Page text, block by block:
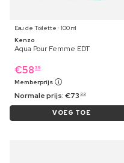
Eau de Toilette ⋅ 100 ml
Kenzo
Aqua Pour Femme EDT
€58 39
Memberprijs
Normale prijs:€73 99
VOEG TOE